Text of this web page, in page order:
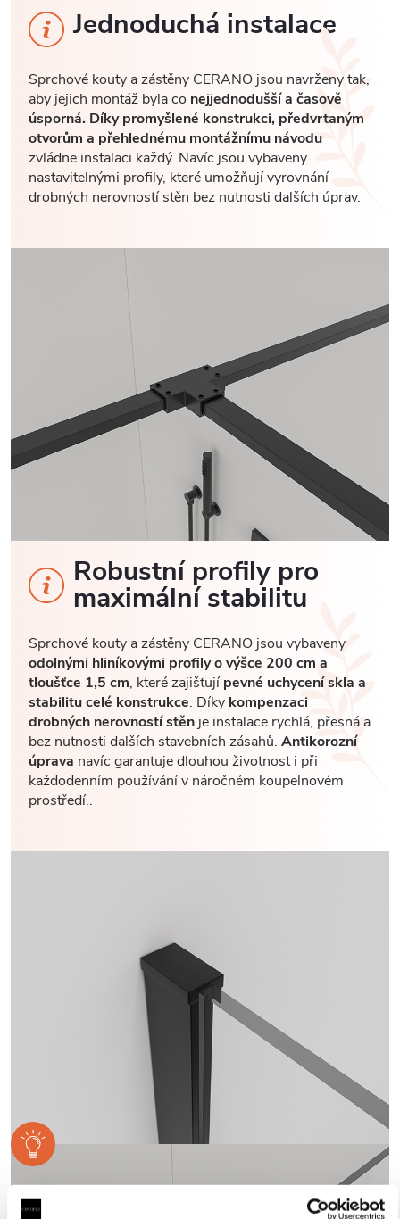
Jednoduchá instalace
Sprchové kouty a zástěny CERANO jsou navrženy tak,
aby jejich montáž byla co nejjednodušší a časově
úsporná. Díky promyšlené konstrukci, předvrtaným
otvorům a přehlednému montážnímu návodu
zvládne instalaci každý. Navíc jsou vybaveny
nastavitelnými profily, které umožňují vyrovnání
drobných nerovností stěn bez nutnosti dalších úprav.
Robustní profily pro
maximální stabilitu
Sprchové kouty a zástěny CERANO jsou vybaveny
odolnými hliníkovými profily o výšce 200 cm a
tloušťce 1,5 cm, které zajišťujípevné uchycení skla a
stabilitu celé konstrukce. Díky kompenzaci
drobných nerovností stěnje instalace rychlá, přesná a
bez nutnosti dalších stavebních zásahů. Antikorozní
úprava navíc garantuje dlouhou životnost i při
každodenním používání v náročném koupelnovém
prostředí..